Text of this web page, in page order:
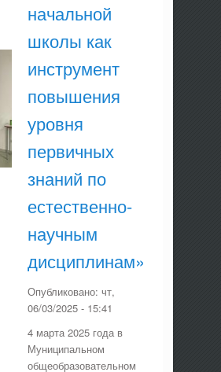
начальной
школы как
инструмент
повышения
уровня
первичных
знаний по
естественно-
научным
дисциплинам»
Опубликовано: чт,
06/03/2025 - 15:41
4 марта 2025 года в
Муниципальном
общеобразовательном